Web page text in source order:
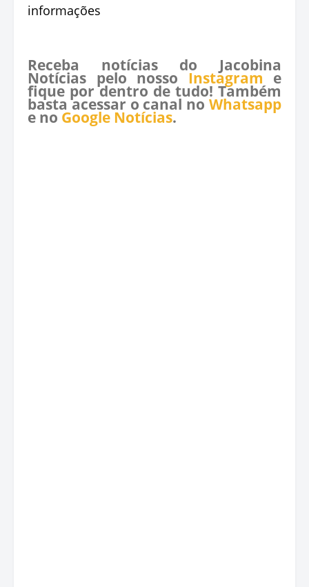
informações
Receba notícias do Jacobina
Notícias pelo nosso Instagram e
fique por dentro de tudo! Também
basta acessar o canal no Whatsapp
e no Google Notícias.